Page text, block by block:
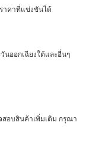
าคาที่แข่งขันได้
นออกเฉียงใต้และอื่นๆ
อบสินค้าเพิ่มเติม กรุณา